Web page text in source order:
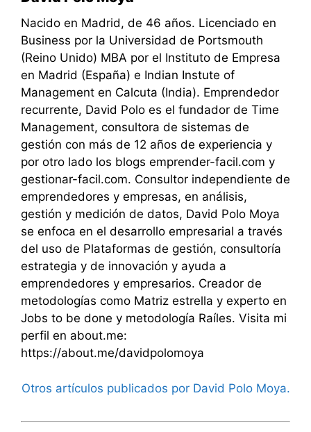
Nacido en Madrid, de 46 años. Licenciado en
Business por la Universidad de Portsmouth
(Reino Unido) MBA por el Instituto de Empresa
en Madrid (España) e Indian Instute of
Management en Calcuta (India). Emprendedor
recurrente, David Polo es el fundador de Time
Management, consultora de sistemas de
gestión con más de 12 años de experiencia y
por otro lado los blogs emprender-facil.com y
gestionar-facil.com. Consultor independiente de
emprendedores y empresas, en análisis,
gestión y medición de datos, David Polo Moya
se enfoca en el desarrollo empresarial a través
del uso de Plataformas de gestión, consultoría
estrategia y de innovación y ayuda a
emprendedores y empresarios. Creador de
metodologías como Matriz estrella y experto en
Jobs to be done y metodología Raíles. Visita mi
perfil en about.me:
https://about.me/davidpolomoya
Otros artículos publicados por David Polo Moya.